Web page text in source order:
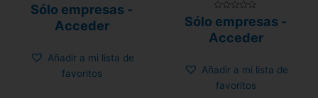
con
0
de
Sólo empresas -
Acceder
Añadir a mi lista de
favoritos
con
0
de
Sólo empresas -
Acceder
Añadir a mi lista de
favoritos